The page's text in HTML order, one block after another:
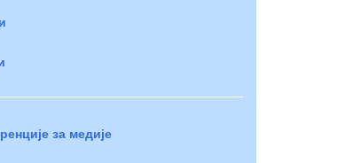
за медије